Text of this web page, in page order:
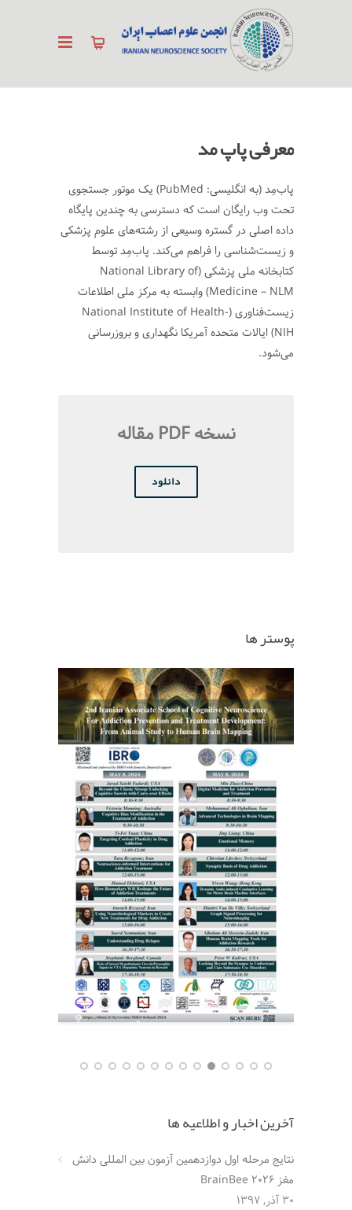
معرفی پاپ مد
پاب‌مِد (به انگلیسی: PubMed) یک موتور جستجوی
تحت وب رایگان است که دسترسی به چندین پایگاه
داده اصلی در گستره وسیعی از رشته‌های علوم پزشکی
و زیست‌شناسی را فراهم می‌کند. پاب‌مِد توسط
کتابخانه ملی پزشکی (National Library of
Medicine – NLM) وابسته به مرکز ملی اطلاعات
زیست‌فناوری (National Institute of Health-
NIH) ایالات متحده آمریکا نگهداری و بروزرسانی
می‌شود.
نسخه PDF مقاله
دانلود
پوستر ها
آخرین اخبار و اطلاعیه ها
نتایج مرحله اول دوازدهمین آزمون بین المللی دانش
مغز BrainBee 2026
30 آذر, 1397